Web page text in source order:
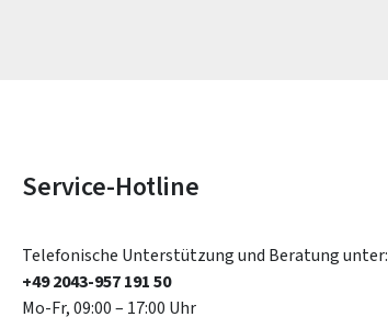
Service-Hotline
Telefonische Unterstützung und Beratung unter:
+49 2043-957 191 50
Mo-Fr, 09:00 – 17:00 Uhr